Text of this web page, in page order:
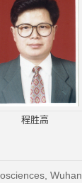
程胜高
Wuhan